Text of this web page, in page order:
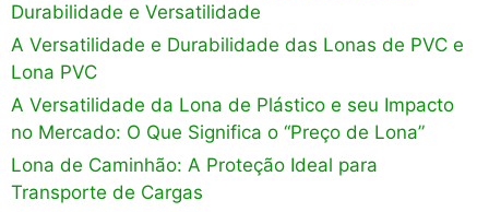
Durabilidade e Versatilidade
A Versatilidade e Durabilidade das Lonas de PVC e
Lona PVC
A Versatilidade da Lona de Plástico e seu Impacto
no Mercado: O Que Significa o “Preço de Lona”
Lona de Caminhão: A Proteção Ideal para
Transporte de Cargas